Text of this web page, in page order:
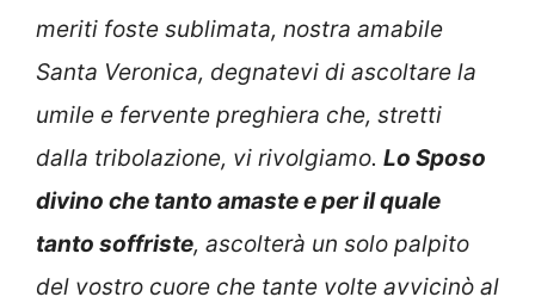
meriti foste sublimata, nostra amabile
Santa Veronica, degnatevi di ascoltare la
umile e fervente preghiera che, stretti
dalla tribolazione, vi rivolgiamo. Lo Sposo
divino che tanto amaste e per il quale
tanto soffriste, ascolterà un solo palpito
del vostro cuore che tante volte avvicinò al